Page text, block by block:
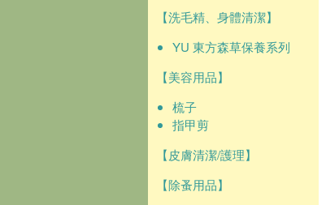
【洗毛精、身體清潔】
YU 東方森草保養系列
【美容用品】
梳子
指甲剪
【皮膚清潔/護理】
【除蚤用品】